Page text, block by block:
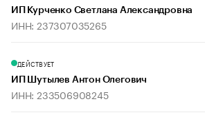
ИП Курченко Светлана Александровна
ИНН: 237307035265
ДЕЙСТВУЕТ
ИП Шутылев Антон Олегович
ИНН: 233506908245